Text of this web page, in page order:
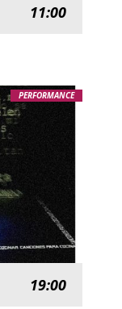
11:00
PERFORMANCE
19:00